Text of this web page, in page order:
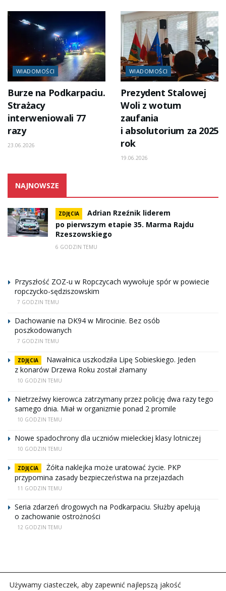
WIADOMOŚCI
Burze na Podkarpaciu.
Strażacy
interweniowali 77
razy
23.06.2026
WIADOMOŚCI
Prezydent Stalowej
Woli z wotum
zaufania
i absolutorium za 2025
rok
19.06.2026
NAJNOWSZE
ZDJĘCIA
Adrian Rzeźnik liderem
po pierwszym etapie 35. Marma Rajdu
Rzeszowskiego
6 GODZIN TEMU
Przyszłość ZOZ-u w Ropczycach wywołuje spór w powiecie
ropczycko-sędziszowskim
7 GODZIN TEMU
Dachowanie na DK94 w Mirocinie. Bez osób
poszkodowanych
7 GODZIN TEMU
ZDJĘCIA
Nawałnica uszkodziła Lipę Sobieskiego. Jeden
z konarów Drzewa Roku został złamany
10 GODZIN TEMU
Nietrzeźwy kierowca zatrzymany przez policję dwa razy tego
samego dnia. Miał w organizmie ponad 2 promile
10 GODZIN TEMU
Nowe spadochrony dla uczniów mieleckiej klasy lotniczej
10 GODZIN TEMU
ZDJĘCIA
Żółta naklejka może uratować życie. PKP
przypomina zasady bezpieczeństwa na przejazdach
11 GODZIN TEMU
Seria zdarzeń drogowych na Podkarpaciu. Służby apelują
o zachowanie ostrożności
12 GODZIN TEMU
Używamy ciasteczek, aby zapewnić najlepszą jakość